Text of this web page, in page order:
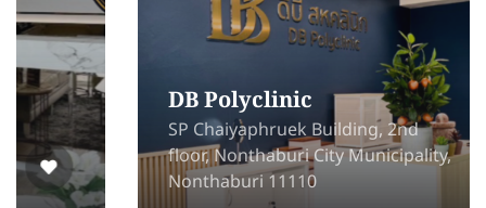
DB Polyclinic
SP Chaiyaphruek Building, 2nd
floor, Nonthaburi City Municipality,
Nonthaburi 11110